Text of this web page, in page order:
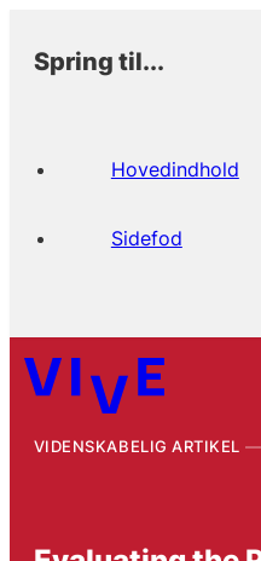
Spring til...
Hovedindhold
Sidefod
VIDENSKABELIG ARTIKEL